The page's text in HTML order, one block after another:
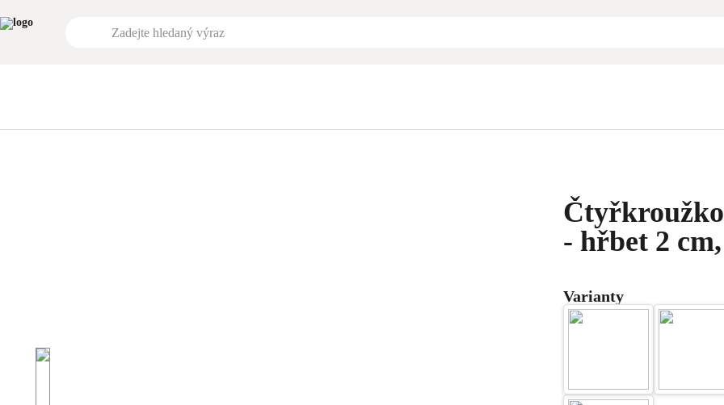
- hřbet 2
Varianty